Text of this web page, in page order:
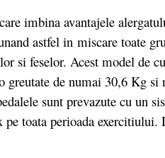
imbina avantajele
astfel in miscare toate
si feselor. Acest model de
de numai 30,6 Kg si
sunt prevazute cu un
toata perioada exercitiului.